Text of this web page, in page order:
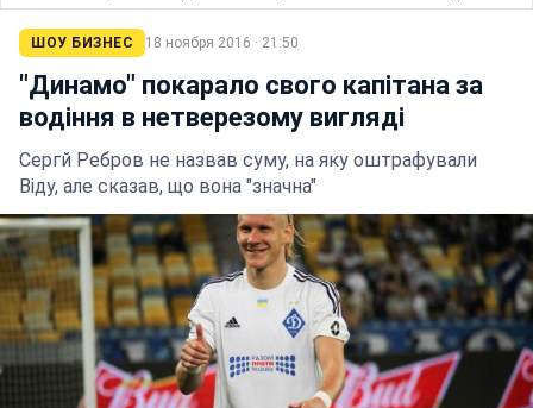
ШОУ БИЗНЕС 18 ноября 2016 · 21:50
"Динамо" покарало свого капітана за
водіння в нетверезому вигляді
Сергй Ребров не назвав суму, на яку оштрафували
Віду, але сказав, що вона "значна"